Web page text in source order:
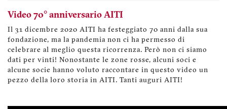
Video 70° anniversario AITI
Il 31 dicembre 2020 AITI ha festeggiato 70 anni dalla sua
fondazione, ma la pandemia non ci ha permesso di
celebrare al meglio questa ricorrenza. Però non ci siamo
dati per vinti! Nonostante le zone rosse, alcuni soci e
alcune socie hanno voluto raccontare in questo video un
pezzo della loro storia in AITI. Tanti auguri AITI!